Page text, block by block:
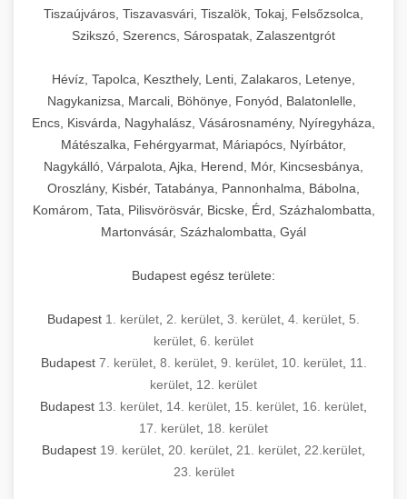
Tiszaújváros, Tiszavasvári, Tiszalök, Tokaj, Felsőzsolca,
Szikszó, Szerencs, Sárospatak, Zalaszentgrót
Hévíz, Tapolca, Keszthely, Lenti, Zalakaros, Letenye,
Nagykanizsa, Marcali, Böhönye, Fonyód, Balatonlelle,
Encs, Kisvárda, Nagyhalász, Vásárosnamény, Nyíregyháza,
Mátészalka, Fehérgyarmat, Máriapócs, Nyírbátor,
Nagykálló, Várpalota, Ajka, Herend, Mór, Kincsesbánya,
Oroszlány, Kisbér, Tatabánya, Pannonhalma, Bábolna,
Komárom, Tata, Pilisvörösvár, Bicske, Érd, Százhalombatta,
Martonvásár, Százhalombatta, Gyál
Budapest egész területe:
Budapest 1. kerület 2. kerület 3. kerület 4. kerület 5.
kerület 6. kerület
Budapest 7. kerület, 8. kerület, 9. kerület, 10. kerület, 11.
kerület 12. kerület
Budapest 13. kerület 14. kerület 15. kerület 16. kerület
17. kerület 18. kerület
Budapest 19. kerület 20. kerület 21. kerület 22.kerület
23. kerület